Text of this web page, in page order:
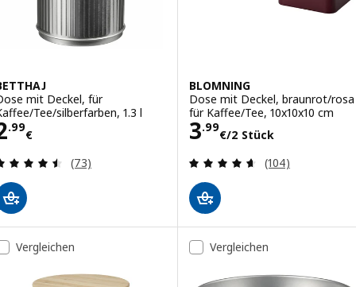
mit Deckel, für
Tee/silberfarben, 1.3 l
.99
€ 2.99€
Bewertungen: 4.5 von 5 Sternen. Bewertungen
(73)
BLOMNING
Dose mit Deckel, braunrot/rosa
für Kaffee/Tee, 10x10x10 cm
3.99
€/2 Stück
Preis 3.99€/2
Bewertungen:
(104)
Vergleichen Vergleichen